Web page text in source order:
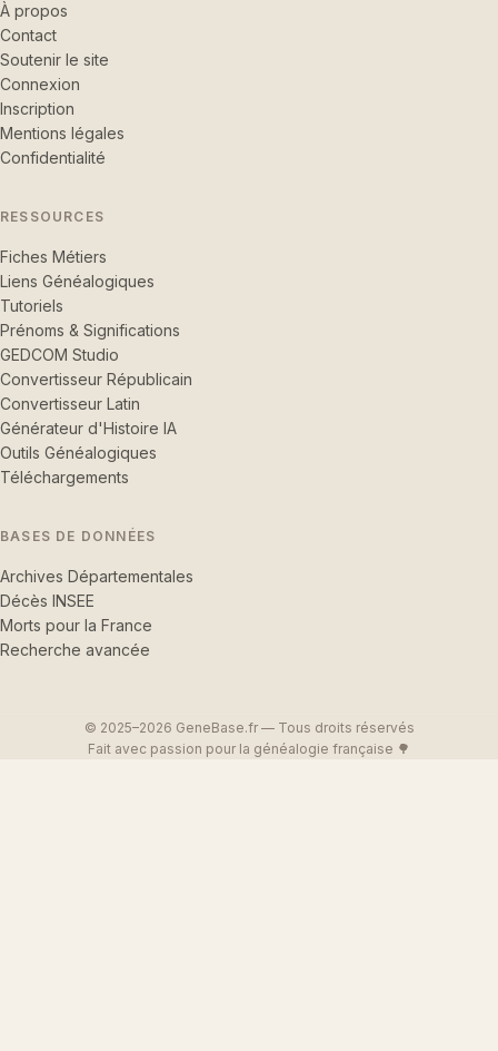
À propos
Contact
Soutenir le site
Connexion
Inscription
Mentions légales
Confidentialité
RESSOURCES
Fiches Métiers
Liens Généalogiques
Tutoriels
Prénoms & Significations
GEDCOM Studio
Convertisseur Républicain
Convertisseur Latin
Générateur d'Histoire IA
Outils Généalogiques
Téléchargements
BASES DE DONNÉES
Archives Départementales
Décès INSEE
Morts pour la France
Recherche avancée
© 2025–2026 GeneBase.fr — Tous droits réservés
Fait avec passion pour la généalogie française 🌳